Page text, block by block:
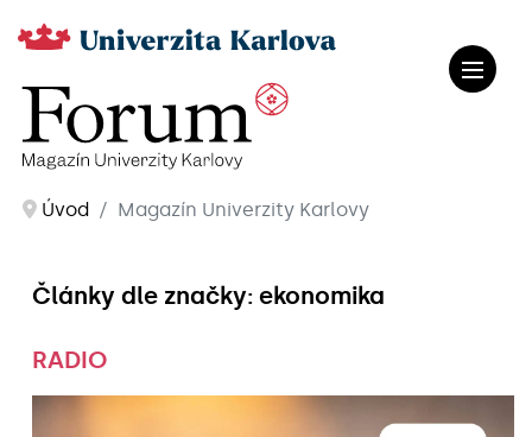
Úvod Magazín Univerzity Karlovy
Články dle značky: ekonomika
RADIO